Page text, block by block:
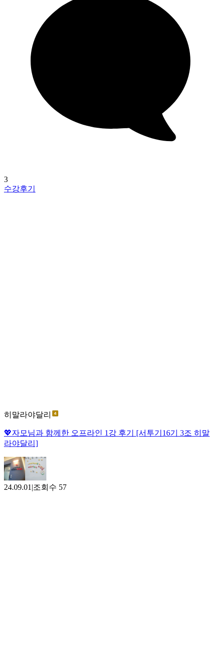
3
수강후기
히말라야달리
💖자모님과 함께한 오프라인 1강 후기 [서투기16기 3조 히말
라야달리]
24.09.01 |조회수 57